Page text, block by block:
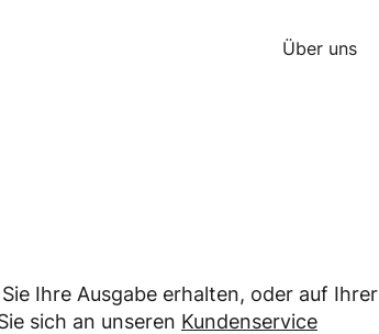
Über uns
Ihre Ausgabe erhalten, oder auf Ihrer
sich an unseren Kundenservice